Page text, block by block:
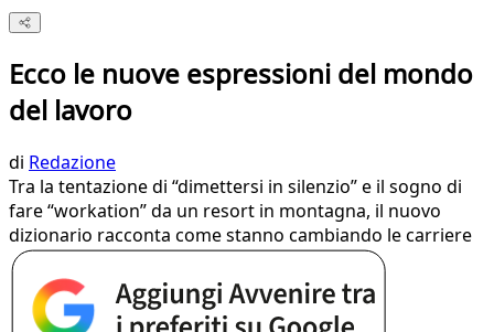
Ecco le nuove espressioni del mondo
del lavoro
di Redazione
Tra la tentazione di “dimettersi in silenzio” e il sogno di
fare “workation” da un resort in montagna, il nuovo
dizionario racconta come stanno cambiando le carriere